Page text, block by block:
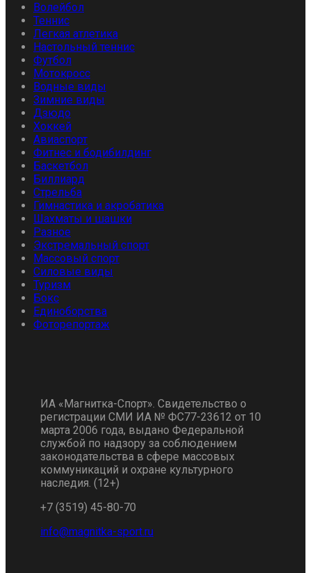
Волейбол
Теннис
Легкая атлетика
Настольный теннис
Футбол
Мотокросс
Водные виды
Зимние виды
Дзюдо
Хоккей
Авиаспорт
Фитнес и бодибилдинг
Баскетбол
Биллиард
Стрельба
Гимнастика и акробатика
Шахматы и шашки
Разное
Экстремальный спорт
Массовый спорт
Силовые виды
Туризм
Бокс
Единоборства
Фоторепортаж
ИА «Магнитка-Спорт». Свидетельство о
регистрации СМИ ИА № ФС77-23612 от 10
марта 2006 года, выдано Федеральной
службой по надзору за соблюдением
законодательства в сфере массовых
коммуникаций и охране культурного
наследия. (12+)
+7 (3519) 45-80-70